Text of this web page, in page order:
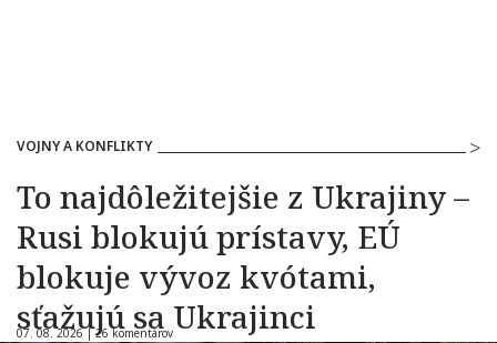
VOJNY A KONFLIKTY
To najdôležitejšie z Ukrajiny –
Rusi blokujú prístavy, EÚ
blokuje vývoz kvótami,
sťažujú sa Ukrajinci
07. 08. 2026 |26 komentárov